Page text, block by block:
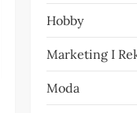
Hobby
Marketing I
Moda